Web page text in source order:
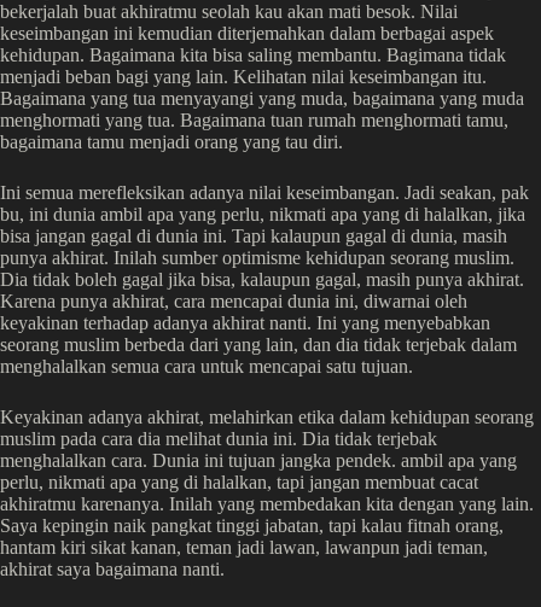
bekerjalah buat akhiratmu seolah kau akan mati besok. Nilai
keseimbangan ini kemudian diterjemahkan dalam berbagai aspek
kehidupan. Bagaimana kita bisa saling membantu. Bagimana tidak
menjadi beban bagi yang lain. Kelihatan nilai keseimbangan itu.
Bagaimana yang tua menyayangi yang muda, bagaimana yang muda
menghormati yang tua. Bagaimana tuan rumah menghormati tamu,
bagaimana tamu menjadi orang yang tau diri.
Ini semua merefleksikan adanya nilai keseimbangan. Jadi seakan, pak
bu, ini dunia ambil apa yang perlu, nikmati apa yang di halalkan, jika
bisa jangan gagal di dunia ini. Tapi kalaupun gagal di dunia, masih
punya akhirat. Inilah sumber optimisme kehidupan seorang muslim.
Dia tidak boleh gagal jika bisa, kalaupun gagal, masih punya akhirat.
Karena punya akhirat, cara mencapai dunia ini, diwarnai oleh
keyakinan terhadap adanya akhirat nanti. Ini yang menyebabkan
seorang muslim berbeda dari yang lain, dan dia tidak terjebak dalam
menghalalkan semua cara untuk mencapai satu tujuan.
Keyakinan adanya akhirat, melahirkan etika dalam kehidupan seorang
muslim pada cara dia melihat dunia ini. Dia tidak terjebak
menghalalkan cara. Dunia ini tujuan jangka pendek. ambil apa yang
perlu, nikmati apa yang di halalkan, tapi jangan membuat cacat
akhiratmu karenanya. Inilah yang membedakan kita dengan yang lain.
Saya kepingin naik pangkat tinggi jabatan, tapi kalau fitnah orang,
hantam kiri sikat kanan, teman jadi lawan, lawanpun jadi teman,
akhirat saya bagaimana nanti.